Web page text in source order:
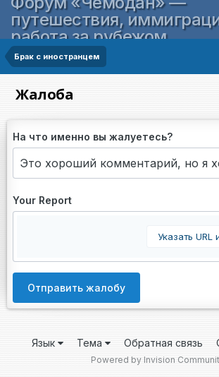
путешествия,
работа за рубежом
Брак с иностранцем
Жалоба
На что именно вы жалуетесь?
Your Report
Указать
Отправить жалобу
Язык Тема Обратная связь
Powered by Invision